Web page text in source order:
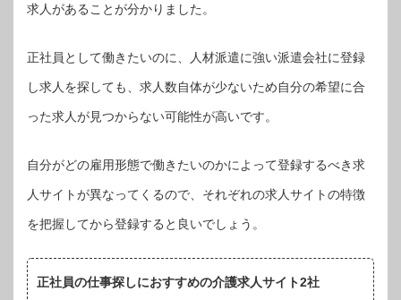
求人があることが分かりました。
正社員として働きたいのに、人材派遣に強い派遣会社に登録
し求人を探しても、求人数自体が少ないため自分の希望に合
った求人が見つからない可能性が高いです。
自分がどの雇用形態で働きたいのかによって登録するべき求
人サイトが異なってくるので、それぞれの求人サイトの特徴
を把握してから登録すると良いでしょう。
正社員の仕事探しにおすすめの介護求人サイト2社